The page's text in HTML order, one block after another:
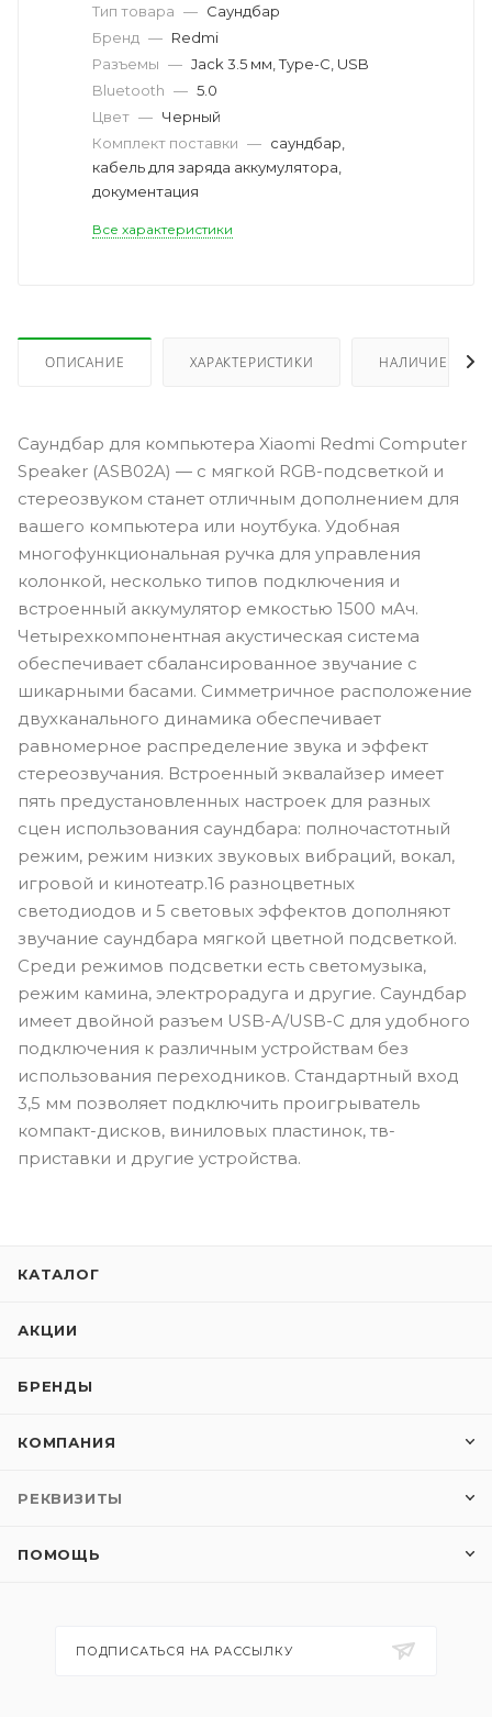
Тип товара — Саундбар
Бренд — Redmi
Разъемы — Jack 3.5 мм, Type-C, USB
Bluetooth — 5.0
Цвет — Черный
Комплект поставки — саундбар,
кабель для заряда аккумулятора,
документация
Все характеристики
ОПИСАНИЕ ХАРАКТЕРИСТИКИ НАЛИЧИЕ
Саундбар для компьютера Xiaomi Redmi Computer
Speaker (ASB02A) — с мягкой RGB-подсветкой и
стереозвуком станет отличным дополнением для
вашего компьютера или ноутбука. Удобная
многофункциональная ручка для управления
колонкой, несколько типов подключения и
встроенный аккумулятор емкостью 1500 мАч.
Четырехкомпонентная акустическая система
обеспечивает сбалансированное звучание с
шикарными басами. Симметричное расположение
двухканального динамика обеспечивает
равномерное распределение звука и эффект
стереозвучания. Встроенный эквалайзер имеет
пять предустановленных настроек для разных
сцен использования саундбара: полночастотный
режим, режим низких звуковых вибраций, вокал,
игровой и кинотеатр.16 разноцветных
светодиодов и 5 световых эффектов дополняют
звучание саундбара мягкой цветной подсветкой.
Среди режимов подсветки есть светомузыка,
режим камина, электрорадуга и другие. Саундбар
имеет двойной разъем USB-A/USB-C для удобного
подключения к различным устройствам без
использования переходников. Стандартный вход
3,5 мм позволяет подключить проигрыватель
компакт-дисков, виниловых пластинок, тв-
приставки и другие устройства.
КАТАЛОГ
АКЦИИ
БРЕНДЫ
КОМПАНИЯ
РЕКВИЗИТЫ
ПОМОЩЬ
ПОДПИСАТЬСЯ НА РАССЫЛКУ